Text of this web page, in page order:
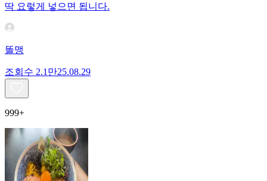
딱 요렇게 넣으면 됩니다.
똘맹
조회수 2.1만25.08.29
999+